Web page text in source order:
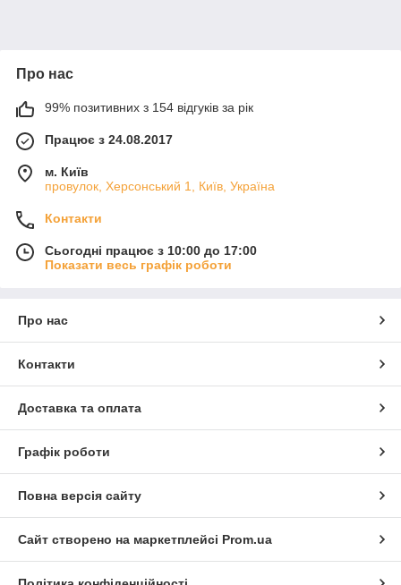
Про нас
99% позитивних з 154 відгуків за рік
Працює з 24.08.2017
м. Київ
провулок, Херсонський 1, Київ, Україна
Контакти
Сьогодні працює з 10:00 до 17:00
Показати весь графік роботи
Про нас
Контакти
Доставка та оплата
Графік роботи
Повна версія сайту
Сайт створено на маркетплейсі Prom.ua